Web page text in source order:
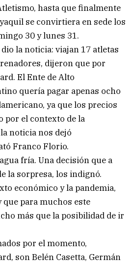
hasta que finalmente
se convirtiera en sede los
30 y lunes 31.
la noticia: viajan 17 atletas
dijeron que por
El Ente de Alto
quería pagar apenas ocho
ya que los precios
por el contexto de la
noticia nos dejó
Franco Florio.
fría. Una decisión que a
la sorpresa, los indignó.
económico y la pandemia,
que para muchos este
más que la posibilidad de ir
por el momento,
son Belén Casetta, Germán